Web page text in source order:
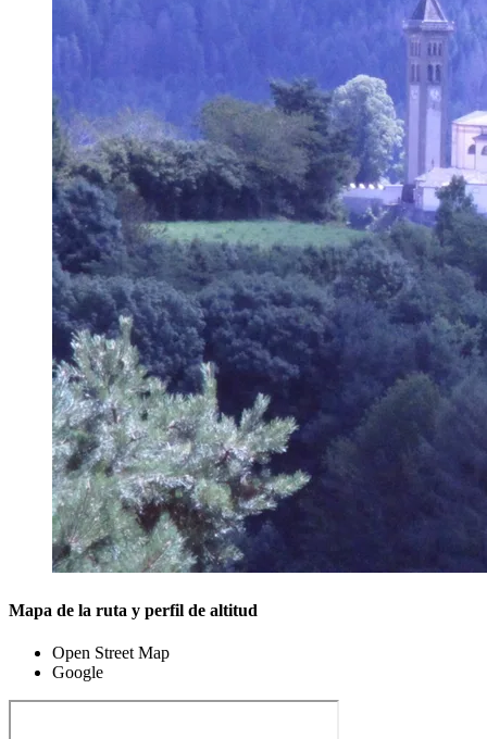
Mapa de la ruta y perfil de altitud
Open Street Map
Google